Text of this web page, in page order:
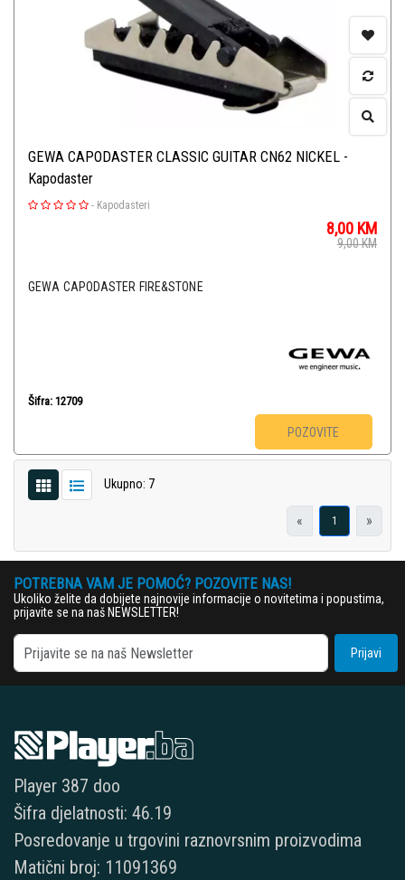
GEWA CAPODASTER CLASSIC GUITAR CN62 NICKEL -
Kapodaster
- Kapodasteri
8,00 KM
9,00KM
GEWA CAPODASTER FIRE&STONE
Šifra: 12709
POZOVITE
Ukupno: 7
« 1 »
POTREBNA VAM JE POMOĆ? POZOVITE NAS!
Ukoliko želite da dobijete najnovije informacije o novitetima i popustima,
prijavite se na naš NEWSLETTER!
Prijavi
Player 387 doo
Šifra djelatnosti: 46.19
Posredovanje u trgovini raznovrsnim proizvodima
Matični broj: 11091369